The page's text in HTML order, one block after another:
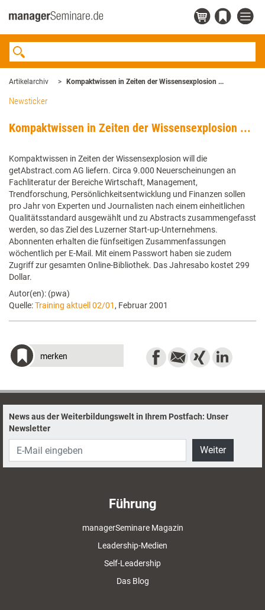
Artikelarchiv Kompaktwissen in Zeiten der Wissensexplosion ...
Newsticker
Kompaktwissen in Zeiten der Wissensexplosion ...
Kompaktwissen in Zeiten der Wissensexplosion will die
getAbstract.com AG liefern. Circa 9.000 Neuerscheinungen an
Fachliteratur der Bereiche Wirtschaft, Management,
Trendforschung, Persönlichkeitsentwicklung und Finanzen sollen
pro Jahr von Experten und Journalisten nach einem einheitlichen
Qualitätsstandard ausgewählt und zu Abstracts zusammengefasst
werden, so das Ziel des Luzerner Start-up-Unternehmens.
Abonnenten erhalten die fünfseitigen Zusammenfassungen
wöchentlich per E-Mail. Mit einem Passwort haben sie zudem
Zugriff zur gesamten Online-Bibliothek. Das Jahresabo kostet 299
Dollar.
Autor(en): (pwa)
Quelle:Training aktuell 02/01 , Februar 2001
merken
News aus der Weiterbildungswelt in Ihrem Postfach: Unser
Newsletter
Weiter
Führung
managerSeminare Magazin
Leadership-Medien
Self-Leadership
Das Blog